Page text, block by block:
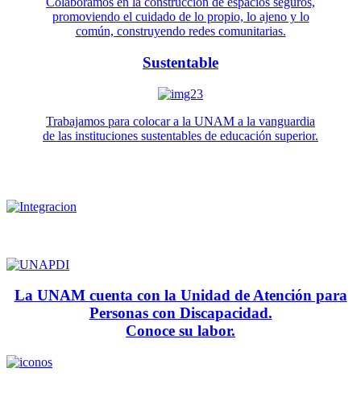
promoviendo el cuidado de lo propio, lo ajeno y lo
común, construyendo redes comunitarias.
Sustentable
Trabajamos para colocar a la UNAM a la vanguardia
de las instituciones sustentables de educación superior.
La UNAM cuenta con la Unidad de Atención para
Personas con Discapacidad.
Conoce su labor.